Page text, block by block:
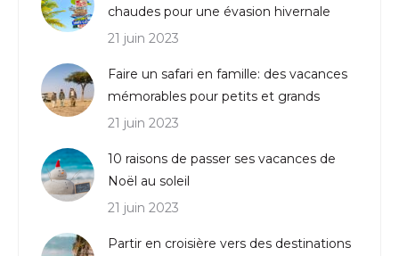
chaudes pour une évasion hivernale
21 juin 2023
Faire un safari en famille: des vacances
mémorables pour petits et grands
21 juin 2023
10 raisons de passer ses vacances de
Noël au soleil
21 juin 2023
Partir en croisière vers des destinations